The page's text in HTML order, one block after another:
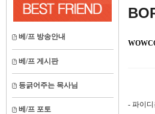
베/프 방송안내
베/프 게시판
등긁어주는 목사님
베/프 포토
- 파이